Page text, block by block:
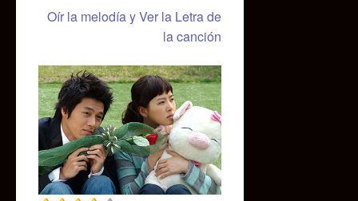
Oír la melodía y Ver la Letra de
la canción